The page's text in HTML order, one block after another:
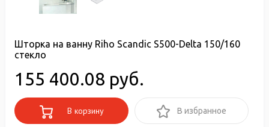
Шторка на ванну Riho Scandic S500-Delta 150/160
стекло
155 400.08 руб.
В корзину В избранное